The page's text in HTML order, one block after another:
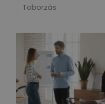
Toborzás